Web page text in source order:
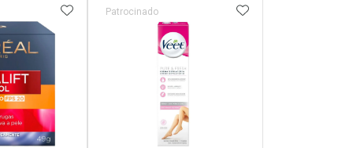
ADICIONAR AOS FAVORITOS
Patrocinado ADICIONAR AOS